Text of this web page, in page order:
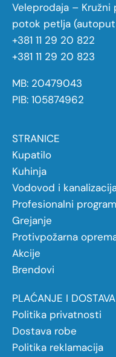
Veleprodaja – Kružni
potok petlja (autoput
+381 11 29 20 822
+381 11 29 20 823
MB: 20479043
PIB: 105874962
STRANICE
Kupatilo
Kuhinja
Vodovod i
Profesionalni program
Grejanje
Protivpožarna
Akcije
Brendovi
PLAĆANJE I DOSTAVA
Politika privatnosti
Dostava robe
Politika reklamacija